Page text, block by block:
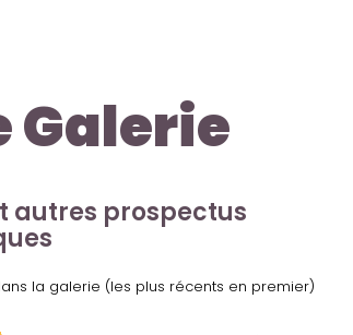
Galerie
autres prospectus
la galerie (les plus récents en premier)